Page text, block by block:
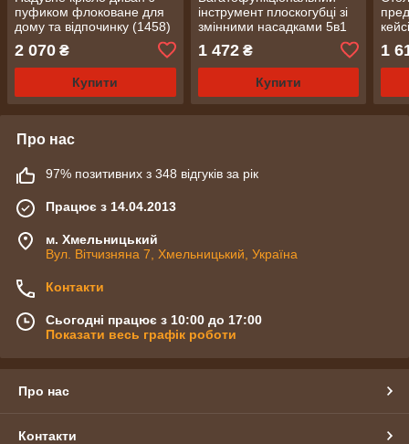
пуфиком флоковане для
дому та відпочинку (1458)
2 070 ₴
Купити
інструмент плоскогубці зі
змінними насадками 5в1
1 472₴
Купити
1
Про нас
97% позитивних з 348 відгуків за рік
Працює з 14.04.2013
м. Хмельницький
Вул. Вітчизняна 7, Хмельницький, Україна
Контакти
Сьогодні працює з 10:00 до 17:00
Показати весь графік роботи
Про нас
Контакти